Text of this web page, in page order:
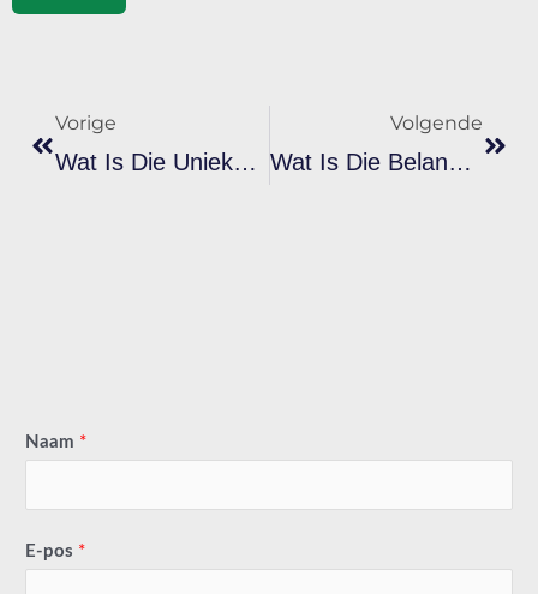
Vorige
Wat Is Die Unieke Samestelling Van Roosgoud Metaal-Plastisol-Ink?
Volgende
Wat Is Die Belangrikste Kenmerke Van Wit Plastisol-Ink?
Naam *
E-pos *